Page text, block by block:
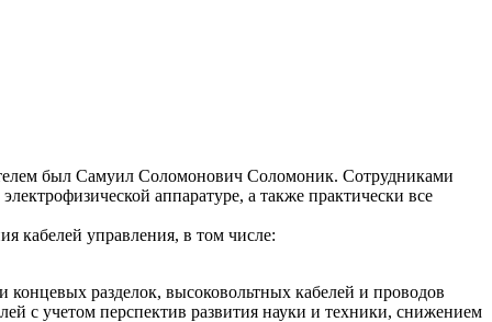
был Самуил Соломонович Соломоник. Сотрудниками
аппаратуре, а также практически все
кабелей управления, в том числе:
разделок, высоковольтных кабелей и проводов
с учетом перспектив развития науки и техники, снижением